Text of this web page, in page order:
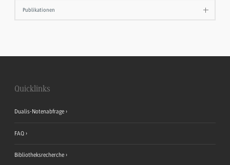
Publikationen
Quicklinks
Dualis-Notenabfrage
FAQ
Bibliotheksrecherche